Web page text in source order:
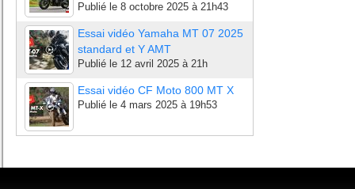
Publié le 8 octobre 2025 à 21h43
Essai vidéo Yamaha MT 07 2025
standard et Y AMT
Publié le 12 avril 2025 à 21h
Essai vidéo CF Moto 800 MT X
Publié le 4 mars 2025 à 19h53